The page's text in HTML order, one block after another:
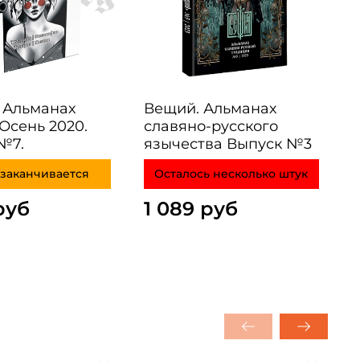
2020.
Вещий. Альманах
славяно-русского
язычества Выпуск №3
Осталось несколько штук
1 089 руб